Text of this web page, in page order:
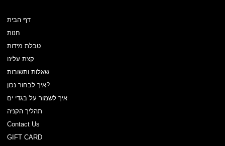
דף הבית
חנות
טבלת מידות
קצת עלינו
שאלות ותשובות
איך לבחור נכון?
איך לשמור על בגדי ים
תהליך הקניה
Contact Us
GIFT CARD
דף הבית